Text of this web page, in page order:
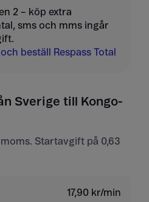
2 – köp extra
sms och mms ingår
beställ Respass Total
Sverige till Kongo-
Startavgift på 0,63
17,90 kr/min